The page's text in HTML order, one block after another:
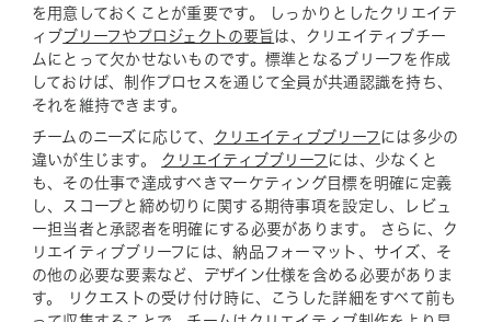
を用意しておくことが重要です。 しっかりとしたクリエイテ
ィブブリーフやプロジェクトの要旨は、クリエイティブチー
ムにとって欠かせないものです。標準となるブリーフを作成
しておけば、制作プロセスを通じて全員が共通認識を持ち、
それを維持できます。
チームのニーズに応じて、 クリエイティブブリーフ には多少の
違いが生じます。 クリエイティブブリーフ には、少なくと
も、その仕事で達成すべきマーケティング目標を明確に定義
し、スコープと締め切りに関する期待事項を設定し、レビュ
ー担当者と承認者を明確にする必要があります。 さらに、ク
リエイティブブリーフには、納品フォーマット、サイズ、そ
の他の必要な要素など、デザイン仕様を含める必要がありま
す。 リクエストの受け付け時に、こうした詳細をすべて前も